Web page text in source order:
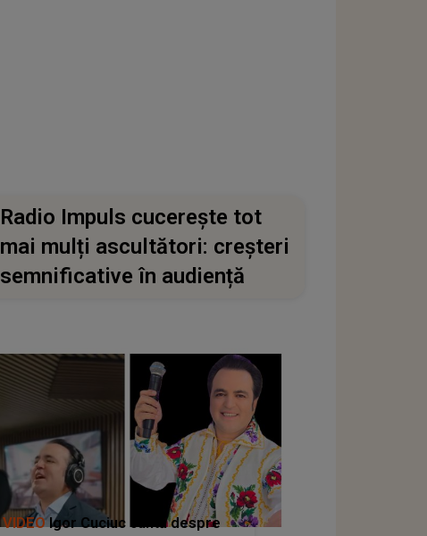
Radio Impuls cucerește tot
mai mulți ascultători: creșteri
semnificative în audiență
VIDEOIgor Cuciuc cântă despre